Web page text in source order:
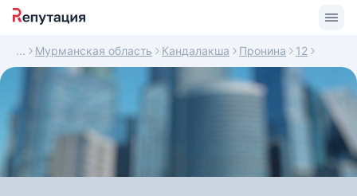
Мурманская область Кандалакша Пронина 12